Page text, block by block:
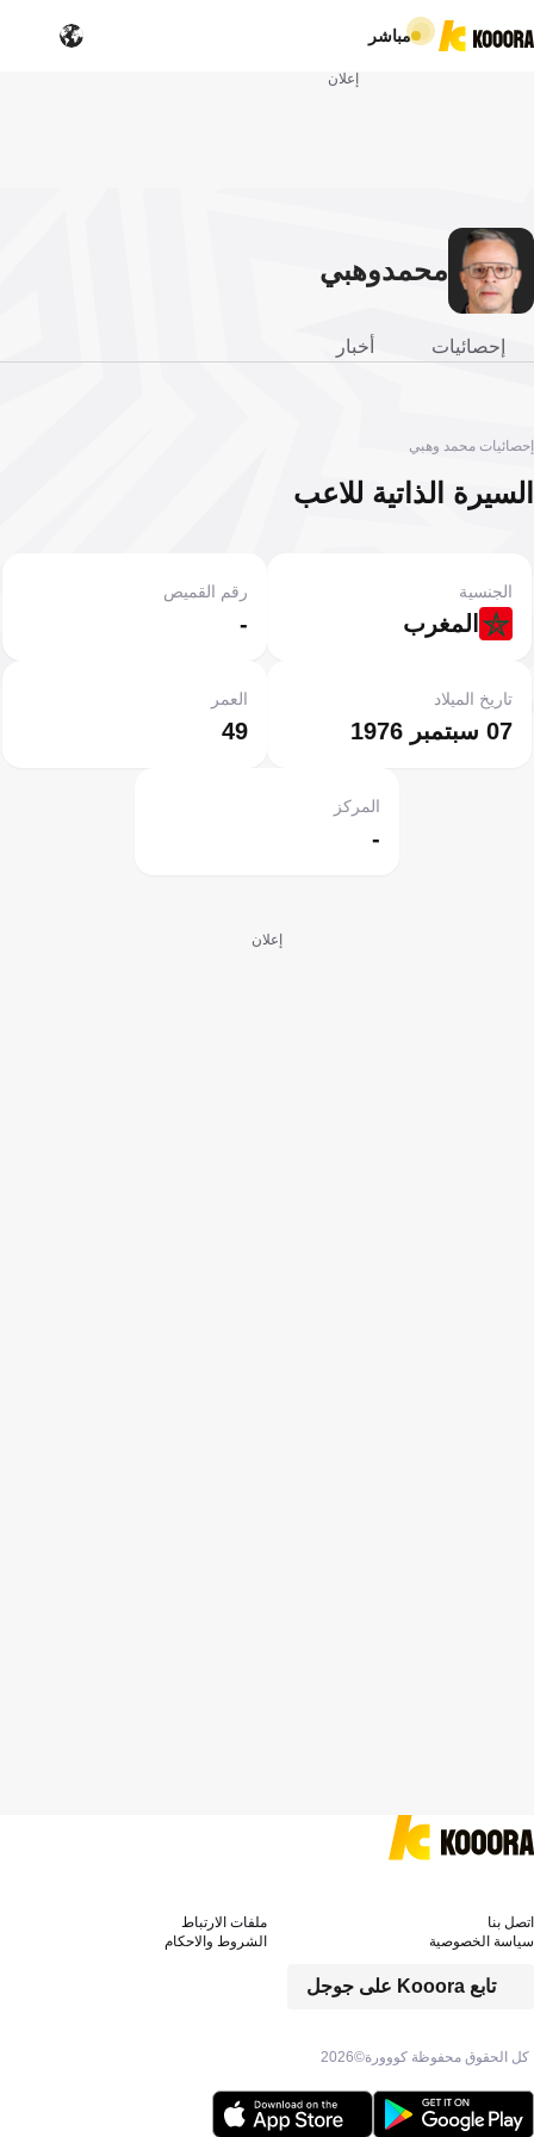
مباشر
إعلان
محمدوهبي
إحصائيات أخبار
إحصائيات محمد وهبي
السيرة الذاتية للاعب
المغرب
الجنسية
-
رقم القميص
07 سبتمبر 1976
تاريخ الميلاد
49
العمر
-
المركز
إعلان
كل الحقوق محفوظة كووورة©2026
تابع Kooora على جوجل
اتصل بنا
ملفات الارتباط
سياسة الخصوصية
الشروط والاحكام